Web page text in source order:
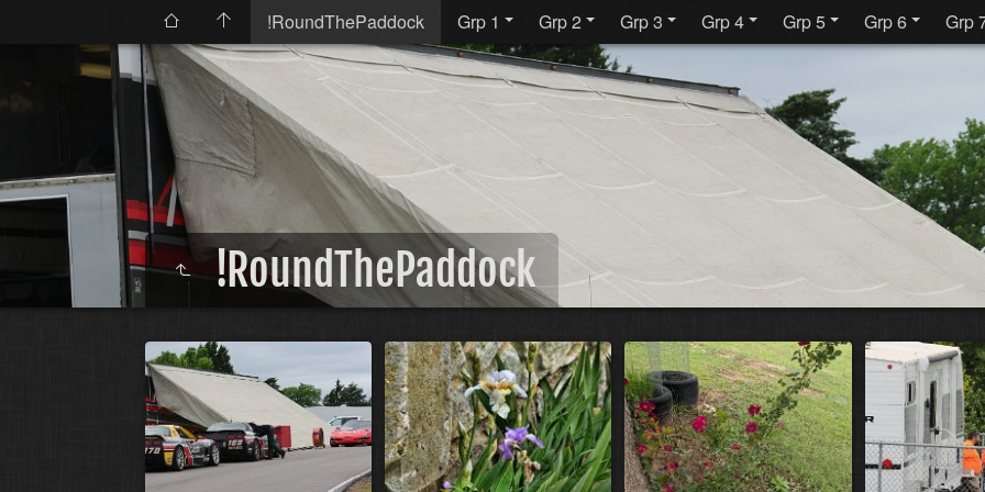
!RoundThePaddock Grp 1 Grp 2 Grp 3 Grp 4 Grp 5 Grp 6 Grp
!RoundThePaddock